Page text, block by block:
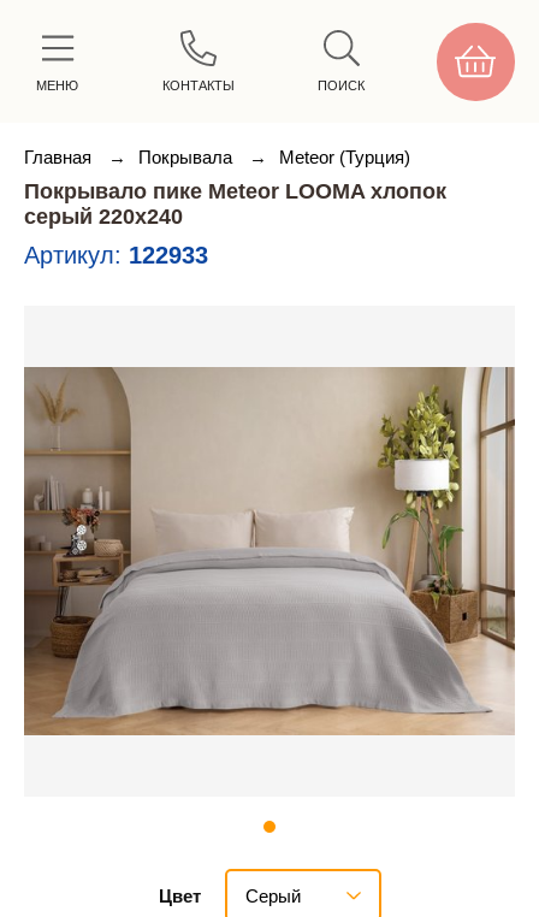
МЕНЮ КОНТАКТЫ ПОИСК
Главная → Покрывала → Meteor (Турция)
Покрывало пике Meteor LOOMA хлопок
серый 220х240
Артикул: 122933
Цвет Серый